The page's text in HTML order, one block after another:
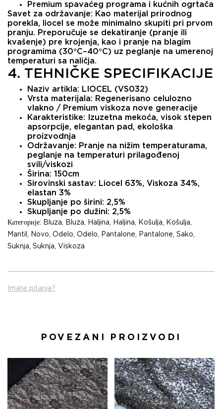
Premium spavaćeg programa i kućnih ogrtača
Savet za održavanje: Kao materijal prirodnog
porekla, liocel se može minimalno skupiti pri prvom
pranju. Preporučuje se dekatiranje (pranje ili
kvašenje) pre krojenja, kao i pranje na blagim
programima (30°C–40°C) uz peglanje na umerenoj
temperaturi sa naličja.
4. TEHNIČKE SPECIFIKACIJE
Naziv artikla: LIOCEL (VS032)
Vrsta materijala: Regenerisano celulozno
vlakno / Premium viskoza nove generacije
Karakteristike: Izuzetna mekoća, visok stepen
apsorpcije, elegantan pad, ekološka
proizvodnja
Održavanje: Pranje na nižim temperaturama,
peglanje na temperaturi prilagođenoj
svili/viskozi
Širina: 150cm
Sirovinski sastav: Liocel 63%, Viskoza 34%,
elastan 3%
Skupljanje po širini: 2,5%
Skupljanje po dužini: 2,5%
Категорије: Bluza, Bluza, Haljina, Haljina, Košulja, Košulja,
Mantil , Novo, Odelo, Odelo, Pantalone, Pantalone, Sako,
Suknja, Suknja, Viskoza
Imate pitanja?
POVEZANI PROIZVODI